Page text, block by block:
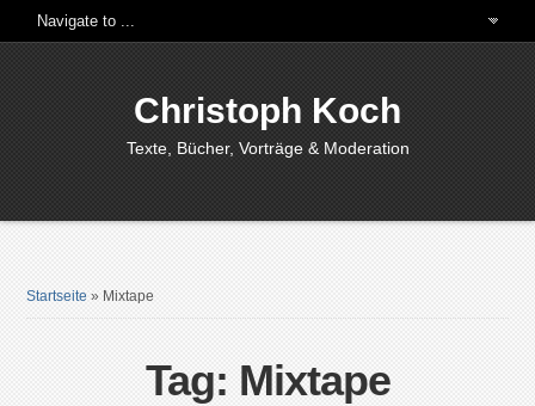
Christoph Koch
Texte, Bücher, Vorträge & Moderation
Startseite » Mixtape
Tag: Mixtape